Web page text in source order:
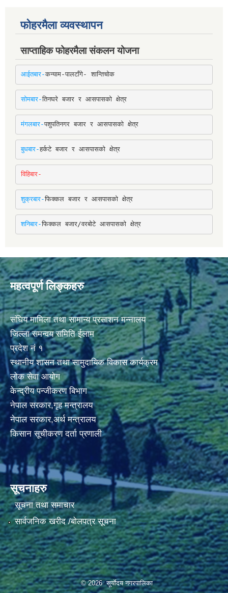
फोहरमैला व्यवस्थापन
साप्ताहिक फोहरमैला संकलन योजना
आईतबार-कन्याम-पालटाँगे- शान्तिचोक
सोमबार-तिनघरे बजार र आसपासको क्षेत्र
मंगलबार-पशुपतिनगर बजार र आसपासको क्षेत्र
बुधबार-हर्कटे बजार र आसपासको क्षेत्र
विहिबार-
शुक्रबार-फिक्कल बजार र आसपासको क्षेत्र
शनिबार-फिक्कल बजार/वरबोटे आसपासको क्षेत्र
महत्वपूर्ण लिङ्कहरु
संघिय मामिला तथा सामान्य प्रसाशन मन्नालय
जिल्ला समन्वय समिति ईलाम
प्रदेश नं १
स्थानीय शासन तथा सामुदायिक विकास कार्यक्रम
लोक सेवा आयोग
केन्द्रीय पन्जीकरण बिभाग
नेपाल सरकार,गृह मन्त्रालय
नेपाल सरकार,अर्थ मन्त्रालय
किसान सूचीकरण दर्ता प्रणाली
सूचनाहरु
सूचना तथा समाचार
सार्वजनिक खरीद /बोलपत्र सूचना
© 2026 सूर्याेदय नगरपालिका